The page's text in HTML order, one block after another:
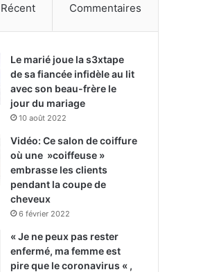
Récent Commentaires
Le marié joue la s3xtape
de sa fiancée infidèle au lit
avec son beau-frère le
jour du mariage
10 août 2022
Vidéo: Ce salon de coiffure
où une »coiffeuse »
embrasse les clients
pendant la coupe de
cheveux
6 février 2022
« Je ne peux pas rester
enfermé, ma femme est
pire que le coronavirus « ,